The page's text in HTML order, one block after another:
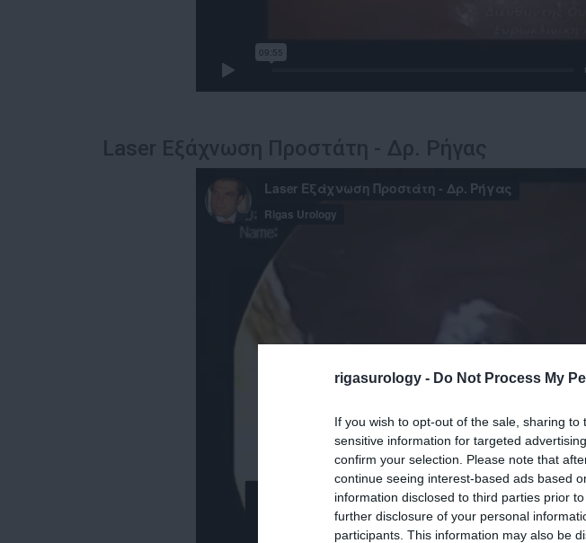
rigasurology - Do Not Process My
If you wish to opt-out of the sale, sharing
sensitive information for targeted
confirm your selection. Please note that
continue seeing interest-based ads based
information disclosed to third parties prior
further disclosure of your personal
participants. This information may also be